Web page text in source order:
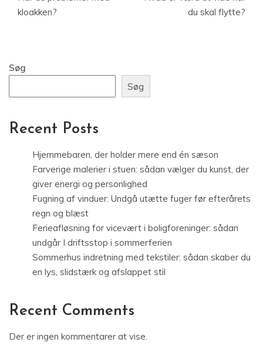
kloakken?
du skal flytte?
Søg
Søg
Recent Posts
Hjemmebaren, der holder mere end én sæson
Farverige malerier i stuen: sådan vælger du kunst, der
giver energi og personlighed
Fugning af vinduer: Undgå utætte fuger før efterårets
regn og blæst
Ferieafløsning for vicevært i boligforeninger: sådan
undgår I driftsstop i sommerferien
Sommerhus indretning med tekstiler: sådan skaber du
en lys, slidstærk og afslappet stil
Recent Comments
Der er ingen kommentarer at vise.